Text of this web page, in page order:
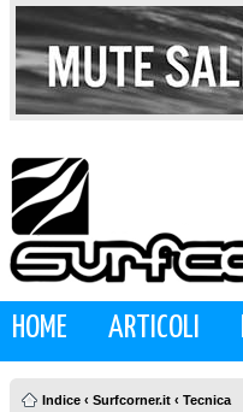
HOME ARTICOLI
Indice ‹ Surfcorner.it ‹ Tecnica